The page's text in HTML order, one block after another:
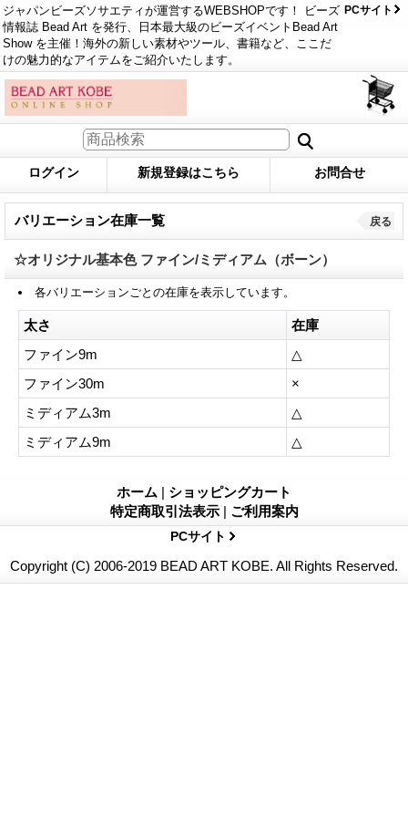
ジャパンビーズソサエティが運営するWEBSHOPです！ ビーズ
情報誌 Bead Art を発行、日本最大級のビーズイベントBead Art
Show を主催！海外の新しい素材やツール、書籍など、ここだ
けの魅力的なアイテムをご紹介いたします。
PCサイト
ログイン 新規登録はこちら お問合せ
バリエーション在庫一覧 戻る
☆オリジナル基本色 ファイン/ミディアム（ボーン）
各バリエーションごとの在庫を表示しています。
太さ
在庫
ファイン9m
△
ファイン30m
×
ミディアム3m
△
ミディアム9m
△
ホーム | ショッピングカート
特定商取引法表示 | ご利用案内
PCサイト
Copyright (C) 2006-2019 BEAD ART KOBE. All Rights Reserved.